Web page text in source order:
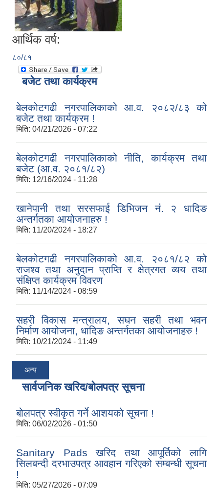
आर्थिक वर्ष:
८०/८१
बजेट तथा कार्यक्रम
बेलकोटगढी नगरपालिकाको आ.व. २०८२/८३ को
बजेट तथा कार्यक्रम !
मिति: 04/21/2026 - 07:22
बेलकोटगढी नगरपालिकाको नीति, कार्यक्रम तथा
बजेट (आ.व. २०८१/८२)
मिति: 12/16/2024 - 11:28
खानेपानी तथा सरसफाई डिभिजन नं. २ धादिङ
अन्तर्गतका आयोजनाहरु !
मिति: 11/20/2024 - 18:27
बेलकोटगढी नगरपालिकाको आ.व. २०८१/८२ को
राजश्व तथा अनुदान प्राप्ति र क्षेत्रगत व्यय तथा
संक्षिप्त कार्यक्रम विवरण
मिति: 11/14/2024 - 08:59
सहरी विकास मन्त्रालय, सघन सहरी तथा भवन
निर्माण आयोजना, धादिङ अन्तर्गतका आयोजनाहरु !
मिति: 10/21/2024 - 11:49
अन्य
सार्वजनिक खरिद/बोलपत्र सूचना
बोलपत्र स्वीकृत गर्ने आशयको सूचना !
मिति: 06/02/2026 - 01:50
Sanitary Pads खरिद तथा आपूर्तिको लागि
सिलबन्दी दरभाउपत्र आवहान गरिएको सम्बन्धी सूचना
!
मिति: 05/27/2026 - 07:09